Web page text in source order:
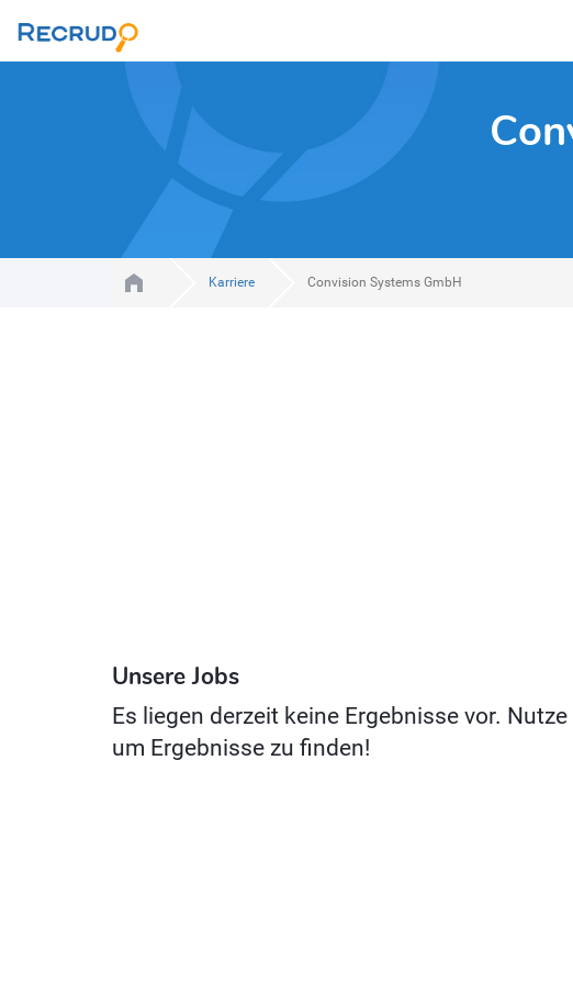
Karriere Convision Systems GmbH
Unsere Jobs
Es liegen derzeit keine Ergebnisse vor.
um Ergebnisse zu finden!